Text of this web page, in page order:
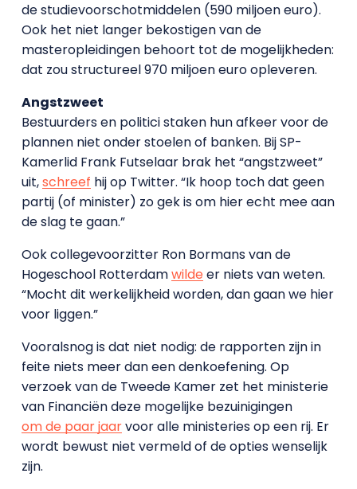
de studievoorschotmiddelen (590 miljoen euro).
Ook het niet langer bekostigen van de
masteropleidingen behoort tot de mogelijkheden:
dat zou structureel 970 miljoen euro opleveren.
Angstzweet
Bestuurders en politici staken hun afkeer voor de
plannen niet onder stoelen of banken. Bij SP-
Kamerlid Frank Futselaar brak het “angstzweet”
uit,schreef hij op Twitter. “Ik hoop toch dat geen
partij (of minister) zo gek is om hier echt mee aan
de slag te gaan.”
Ook collegevoorzitter Ron Bormans van de
Hogeschool Rotterdamwildeer niets van weten.
“Mocht dit werkelijkheid worden, dan gaan we hier
voor liggen.”
Vooralsnog is dat niet nodig: de rapporten zijn in
feite niets meer dan een denkoefening. Op
verzoek van de Tweede Kamer zet het ministerie
van Financiën deze mogelijke bezuinigingen
om de paar jaarvoor alle ministeries op een rij. Er
wordt bewust niet vermeld of de opties wenselijk
zijn.